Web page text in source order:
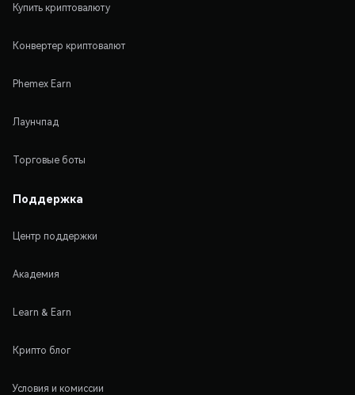
Купить криптовалюту
Конвертер криптовалют
Phemex Earn
Лаунчпад
Торговые боты
Поддержка
Центр поддержки
Академия
Learn & Earn
Крипто блог
Условия и комиссии